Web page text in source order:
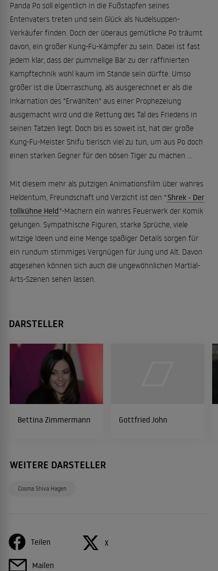
Panda Po soll eigentlich in die Fußstapfen seines
Entenvaters treten und sein Glück als Nudelsuppen-
Verkäufer finden. Doch der überaus gemütliche Po träumt
davon, ein großer Kung-Fu-Kämpfer zu sein. Dabei ist fast
jedem klar, dass der pummelige Bär zu der raffinierten
Kampftechnik wohl kaum im Stande sein dürfte. Umso
größer ist die Überraschung, als ausgerechnet er als die
Inkarnation des "Erwählten" aus einer Prophezeiung
ausgemacht wird und die Rettung des Tal des Friedens in
seinen Tatzen liegt. Doch bis es soweit ist, hat der große
Kung-Fu-Meister Shifu tierisch viel zu tun, um aus Po doch
einen starken Gegner für den bösen Tiger zu machen ...
Mit diesem mehr als putzigen Animationsfilm über wahres
Heldentum, Freundschaft und Verzicht ist den " Shrek - Der
tollkühne Held"-Machern ein wahres Feuerwerk der Komik
gelungen. Sympathische Figuren, starke Sprüche, viele
witzige Ideen und eine Menge spaßiger Details sorgen für
ein rundum stimmiges Vergnügen für Jung und Alt. Davon
abgesehen können sich auch die ungewöhnlichen Martial-
Arts-Szenen sehen lassen.
DARSTELLER
Bettina Zimmermann Gottfried John
WEITERE DARSTELLER
Cosma Shiva Hagen
Teilen X
Mailen